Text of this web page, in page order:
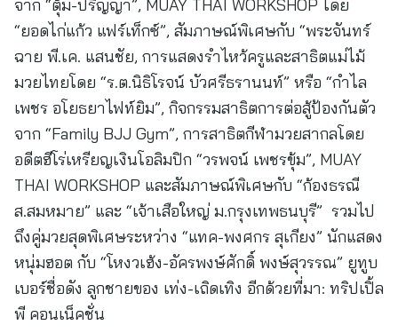
จาก “ตุ้ม-ปริญญา”, MUAY THAI WORKSHOP โดย
“ยอดไก่แก้ว แฟร์เท็กซ์”, สัมภาษณ์พิเศษกับ “พระจันทร์
ฉาย พี.เค. แสนชัย, การแสดงรำไหว้ครูและสาธิตแม่ไม้
มวยไทยโดย “ร.ต.นิธิโรจน์ บัวศรีธรานนท์” หรือ “กำไล
เพชร อโยธยาไฟท์ยิม”, กิจกรรมสาธิตการต่อสู้ป้องกันตัว
จาก “Family BJJ Gym”, การสาธิตกีฬามวยสากลโดย
อดีตฮีโร่เหรียญเงินโอลิมปิก “วรพจน์ เพชรขุ้ม”, MUAY
THAI WORKSHOP และสัมภาษณ์พิเศษกับ “ก้องธรณี
ส.สมหมาย” และ “เจ้าเสือใหญ่ ม.กรุงเทพธนบุรี” รวมไป
ถึงคู่มวยสุดพิเศษระหว่าง “แทค-พงศกร สุเกียง” นักแสดง
หนุ่มฮอต กับ “โหงวเฮ้ง-อัครพงษ์ศักดิ์ พงษ์สุวรรณ” ยูทูบ
เบอร์ชื่อดัง ลูกชายของ เท่ง-เถิดเทิง อีกด้วยที่มา: ทริปเปิ้ล
พี คอนเน็คชั่น